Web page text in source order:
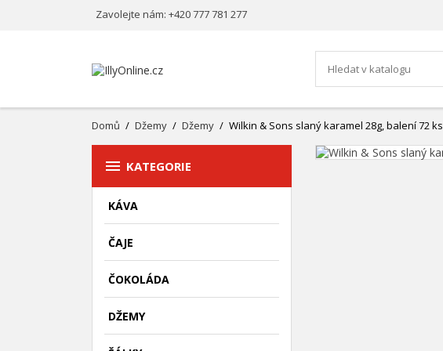
Zavolejte nám: +420 777 781 277
Domů Džemy Džemy Wilkin & Sons slaný karamel 28g, balení 72 ks
 KATEGORIE
KÁVA
ČAJE
ČOKOLÁDA
DŽEMY